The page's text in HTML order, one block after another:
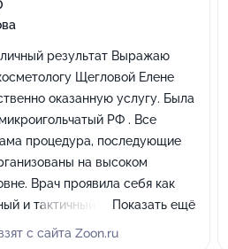
результат Выражаю
Щегловой Елене
оказанную услугу. Была
РФ . Все
процедура, последующие
на высоком
Врач проявила себя как
и тактичный специалист.
действий на будущее.
Показать ещё
с сайта Zoon.ru